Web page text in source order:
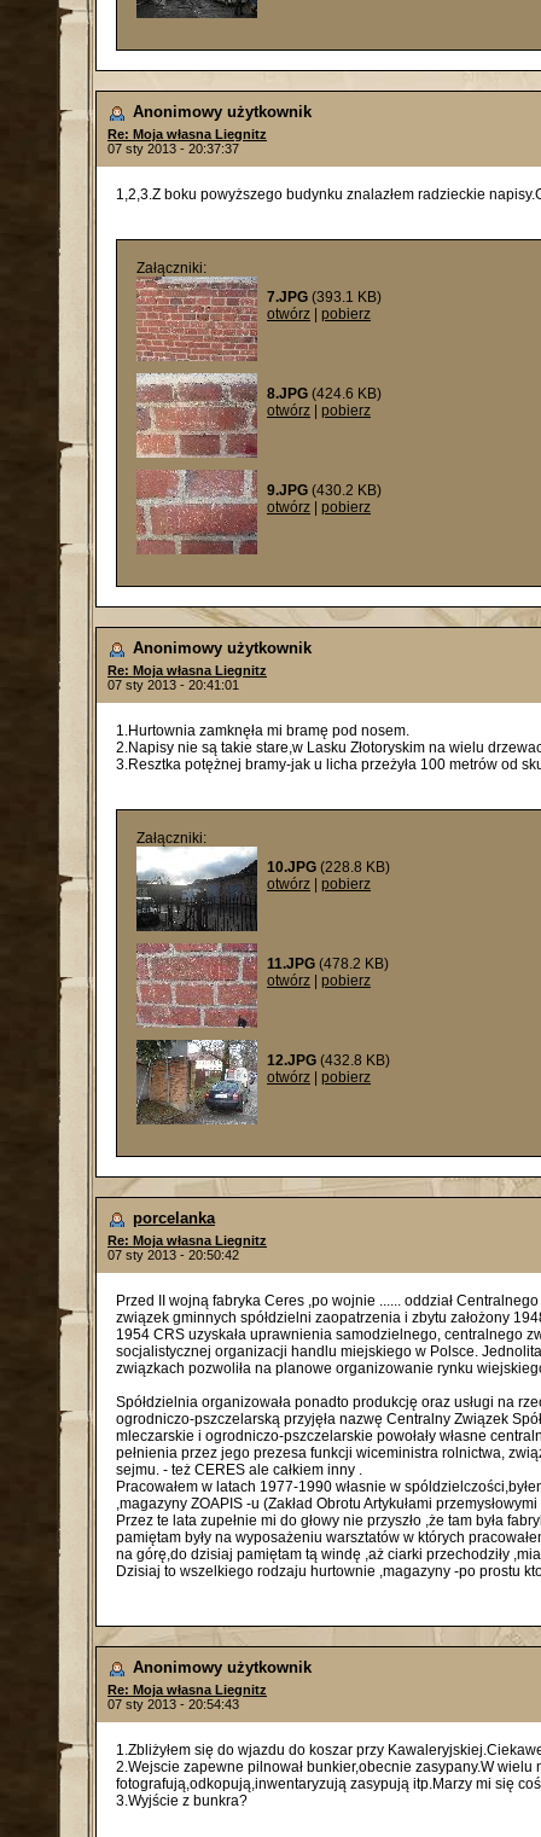
Anonimowy użytkownik
Re: Moja własna Liegnitz
07 sty 2013 - 20:37:37
1,2,3.Z boku powyższego budynku znalazłem radzieckie
Załączniki:
7.JPG (393.1 KB)
otwórz
pobierz
8.JPG (424.6 KB)
otwórz
pobierz
9.JPG (430.2 KB)
otwórz
pobierz
Anonimowy użytkownik
Re: Moja własna Liegnitz
07 sty 2013 - 20:41:01
1.Hurtownia zamknęła mi bramę pod nosem.
2.Napisy nie są takie stare,w Lasku Złotoryskim na wielu
3.Resztka potężnej bramy-jak u licha przeżyła 100 metrów od
Załączniki:
10.JPG (228.8 KB)
otwórz
pobierz
11.JPG (478.2 KB)
otwórz
pobierz
12.JPG (432.8 KB)
otwórz
pobierz
porcelanka
Re: Moja własna Liegnitz
07 sty 2013 - 20:50:42
Przed II wojną fabryka Ceres ,po wojnie ...... oddział
związek gminnych spółdzielni zaopatrzenia i zbytu założony
1954 CRS uzyskała uprawnienia samodzielnego, centralnego
socjalistycznej organizacji handlu miejskiego w Polsce.
związkach pozwoliła na planowe organizowanie rynku
Spółdzielnia organizowała ponadto produkcję oraz usługi na
ogrodniczo-pszczelarską przyjęła nazwę Centralny Związek
mleczarskie i ogrodniczo-pszczelarskie powołały własne
pełnienia przez jego prezesa funkcji wiceministra rolnictwa,
sejmu. - też CERES ale całkiem inny .
Pracowałem w latach 1977-1990 własnie w
,magazyny ZOAPIS -u (Zakład Obrotu Artykułami
Przez te lata zupełnie mi do głowy nie przyszło ,że tam była
pamiętam były na wyposażeniu warsztatów w których
na górę,do dzisiaj pamiętam tą windę ,aż ciarki przechodziły
Dzisiaj to wszelkiego rodzaju hurtownie ,magazyny -po prostu
Anonimowy użytkownik
Re: Moja własna Liegnitz
07 sty 2013 - 20:54:43
1.Zbliżyłem się do wjazdu do koszar przy
2.Wejscie zapewne pilnował bunkier,obecnie zasypany.W
fotografują,odkopują,inwentaryzują zasypują itp.Marzy mi się
3.Wyjście z bunkra?